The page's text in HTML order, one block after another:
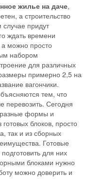
жилье на даче,
а строительство
придут
ждать времени
а можно просто
набором
для различных
примерно 2,5 на
вагончики.
тем, что
перевозить. Сегодня
формы и
блоков, просто
так и из сборных
Готовые
для них
блоками нужно
можно доверить и